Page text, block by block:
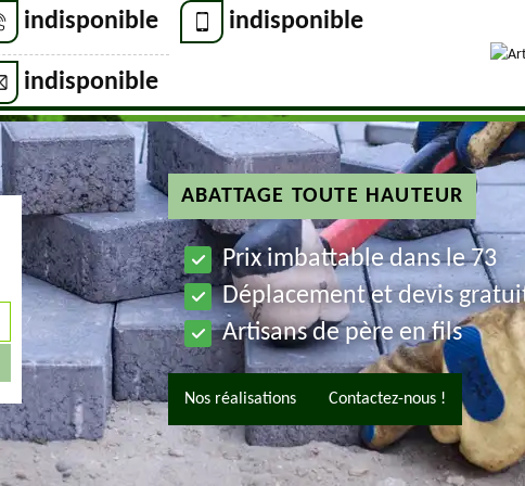
indisponible indisponible
indisponible
ABATTAGE TOUTE HAUTEUR
Prix imbattable dans le 73
Déplacement et devis
Artisans de père en fils
Nos réalisations Contactez-nous !